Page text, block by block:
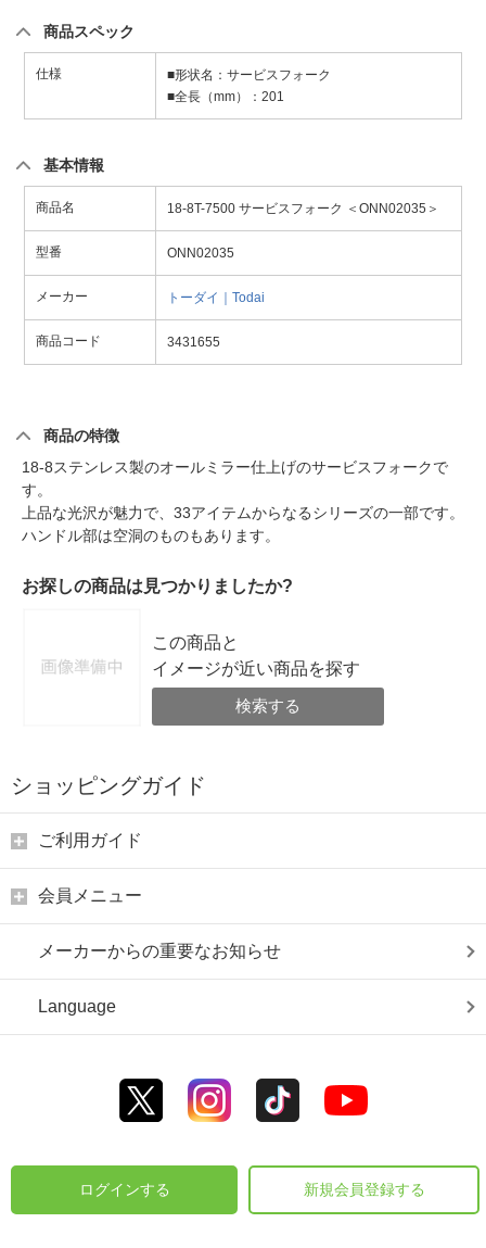
商品スペック
仕様
■形状名：サービスフォーク
■全長（mm）：201
基本情報
商品名 18-8T-7500 サービスフォーク ＜ONN02035＞
型番 ONN02035
メーカー トーダイ｜Todai
商品コード 3431655
商品の特徴
18-8ステンレス製のオールミラー仕上げのサービスフォークで
す。
上品な光沢が魅力で、33アイテムからなるシリーズの一部です。
ハンドル部は空洞のものもあります。
お探しの商品は見つかりましたか?
この商品と
イメージが近い商品を探す
検索する
ショッピングガイド
ご利用ガイド
会員メニュー
メーカーからの重要なお知らせ
Language
ログインする 新規会員登録する